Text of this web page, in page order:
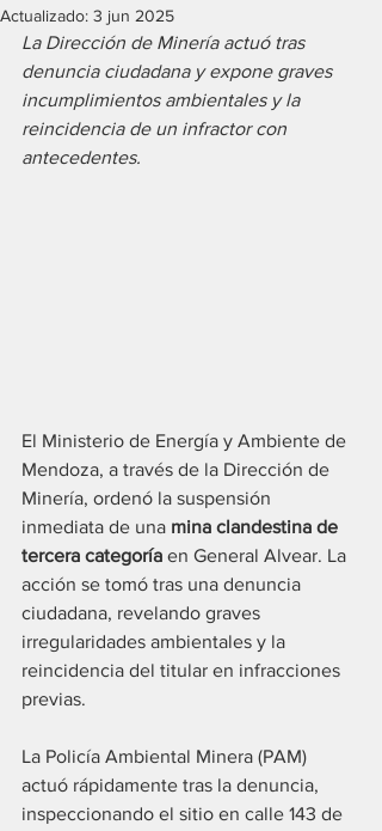
Actualizado: 3 jun 2025
La Dirección de Minería actuó tras
denuncia ciudadana y expone graves
incumplimientos ambientales y la
reincidencia de un infractor con
antecedentes.
El Ministerio de Energía y Ambiente de
Mendoza, a través de la Dirección de
Minería, ordenó la suspensión
inmediata de una mina clandestina de
tercera categoría en General Alvear. La
acción se tomó tras una denuncia
ciudadana, revelando graves
irregularidades ambientales y la
reincidencia del titular en infracciones
previas.
La Policía Ambiental Minera (PAM)
actuó rápidamente tras la denuncia,
inspeccionando el sitio en calle 143 de